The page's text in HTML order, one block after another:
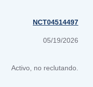
NCT04514497
05/19/2026
Activo, no reclutando.